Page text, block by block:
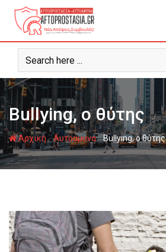
Ψάχνω
για...
Bullying, ο θύτης
Αρχική-Αυτοάμυνα-Bullying, ο θύτης